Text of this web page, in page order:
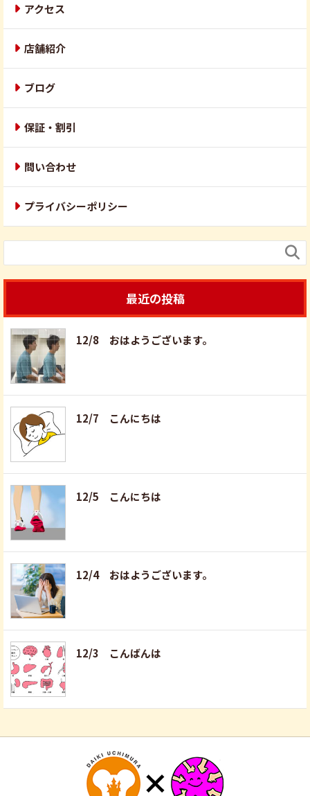
アクセス
店舗紹介
ブログ
保証・割引
問い合わせ
プライバシーポリシー

最近の投稿
12/8 おはようございます。
12/7 こんにちは
12/5 こんにちは
12/4 おはようございます。
12/3 こんばんは